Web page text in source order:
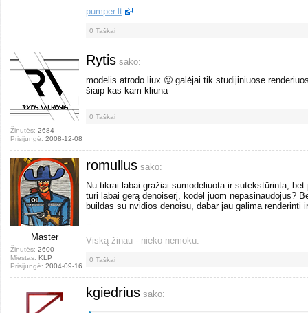
pumper.lt
0 Taškai
Žinutės: 2684
Prisijungė: 2008-12-08
Rytis sako:
modelis atrodo liux 🙂 galėjai tik studijiniuose
šiaip kas kam kliuna
0 Taškai
Master
Žinutės: 2600
Miestas: KLP
Prisijungė: 2004-09-16
romullus sako:
Nu tikrai labai gražiai sumodeliuota ir sutekstūrinta,
turi labai gerą denoiserį, kodėl juom nepasinaudojus?
buildas su nvidios denoisu, dabar jau galima renderinti
--
Viską žinau - nieko nemoku.
0 Taškai
kgiedrius sako: